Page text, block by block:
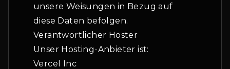
unsere Weisungen in Bezug auf
diese Daten befolgen.
Verantwortlicher Hoster
Unser Hosting-Anbieter ist:
Vercel Inc